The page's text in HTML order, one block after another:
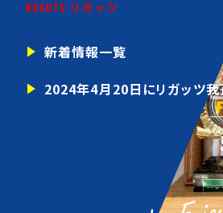
新着情報一覧
2024年4月20日にリガッツ我